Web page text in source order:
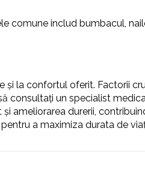
comune includ bumbacul,
la confortul oferit. Factorii
un specialist
ameliorarea durerii,
a maximiza durata de